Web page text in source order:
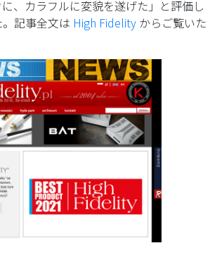
、カラフルに変貌を遂げた」と評価し
記事全文は High Fidelity からご覧いた